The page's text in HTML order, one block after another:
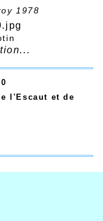
1978
l'Escaut et de